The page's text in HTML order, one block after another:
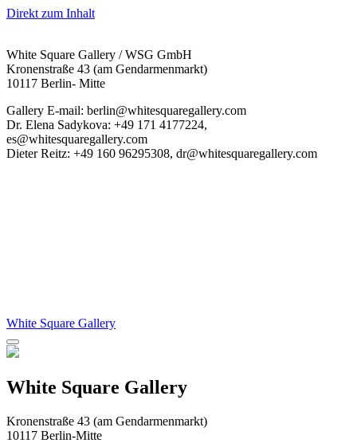
Direkt zum Inhalt
White Square Gallery / WSG GmbH
Kronenstraße 43 (am Gendarmenmarkt)
10117 Berlin- Mitte
Gallery E-mail: berlin@whitesquaregallery.com
Dr. Elena Sadykova: +49 171 4177224,
es@whitesquaregallery.com
Dieter Reitz: +49 160 96295308, dr@whitesquaregallery.com
White Square Gallery
White Square Gallery
Kronenstraße 43 (am Gendarmenmarkt)
10117 Berlin-Mitte